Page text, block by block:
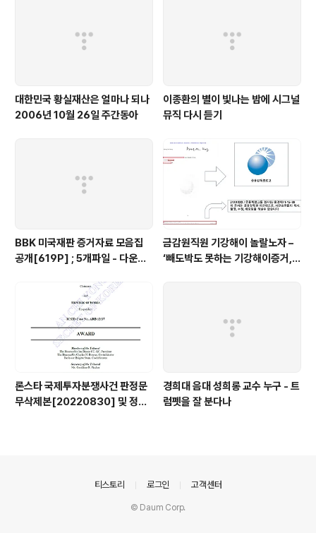
대한민국 황실재산은 얼마나 되나
2006년 10월 26일 주간동아
이종환의 별이 빛나는 밤에 시그널
뮤직 다시 듣기
BBK 미국재판 증거자료 모음집
공개[619P] ; 5개파일 - 다운로
금감원직원 기강해이 놀랄노자 –
‘빼도박도 못하는 기강해이증거,
론스타 국제투자분쟁사건 판정문
무삭제본[20220830] 및 정정
경희대 음대 성희롱 교수 누구 - 트
럼펫을 잘 분다나
티스토리 로그인 고객센터
© Daum Corp.